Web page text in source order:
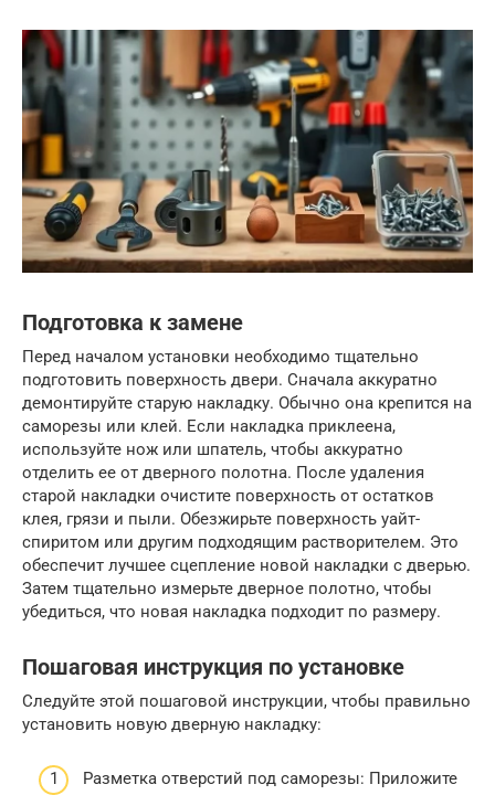
Подготовка к замене
Перед началом установки необходимо тщательно
подготовить поверхность двери. Сначала аккуратно
демонтируйте старую накладку. Обычно она крепится на
саморезы или клей. Если накладка приклеена,
используйте нож или шпатель, чтобы аккуратно
отделить ее от дверного полотна. После удаления
старой накладки очистите поверхность от остатков
клея, грязи и пыли. Обезжирьте поверхность уайт-
спиритом или другим подходящим растворителем. Это
обеспечит лучшее сцепление новой накладки с дверью.
Затем тщательно измерьте дверное полотно, чтобы
убедиться, что новая накладка подходит по размеру.
Пошаговая инструкция по установке
Следуйте этой пошаговой инструкции, чтобы правильно
установить новую дверную накладку:
Разметка отверстий под саморезы: Приложите